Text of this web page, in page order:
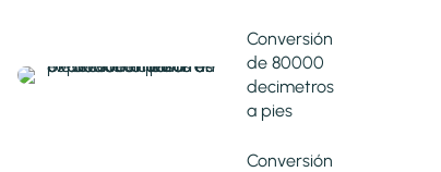
Conversión
de 80000
decimetros
a pies
Conversión